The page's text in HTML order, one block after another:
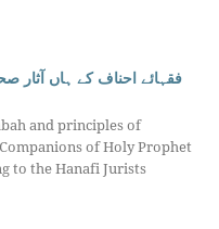
فقہائے احناف کے ہاں آثار
and principles of
of Holy Prophet
to the Hanafi Jurists